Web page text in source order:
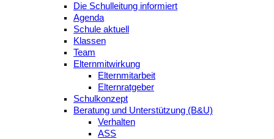
Die Schulleitung informiert
Agenda
Schule aktuell
Klassen
Team
Elternmitwirkung
Elternmitarbeit
Elternratgeber
Schulkonzept
Beratung und Unterstützung (B&U)
Verhalten
ASS